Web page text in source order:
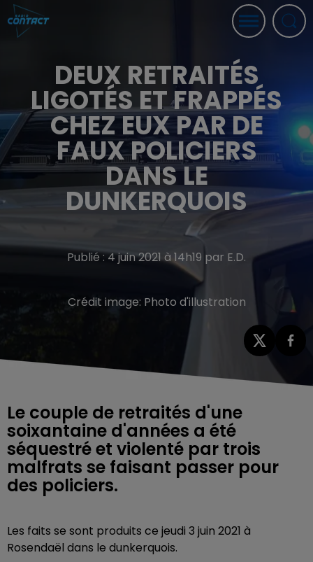
DEUX RETRAITÉS
LIGOTÉS ET FRAPPÉS
CHEZ EUX PAR DE
FAUX POLICIERS
DANS LE
DUNKERQUOIS
Publié : 4 juin 2021 à 14h19 par E.D.
Crédit image: Photo d'illustration
Le couple de retraités d'une
soixantaine d'années a été
séquestré et violenté par trois
malfrats se faisant passer pour
des policiers.
Les faits se sont produits ce jeudi 3 juin 2021 à
Rosendaël dans le dunkerquois.